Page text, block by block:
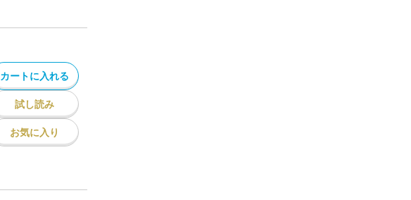
カートに入れる
試し読み
お気に入り